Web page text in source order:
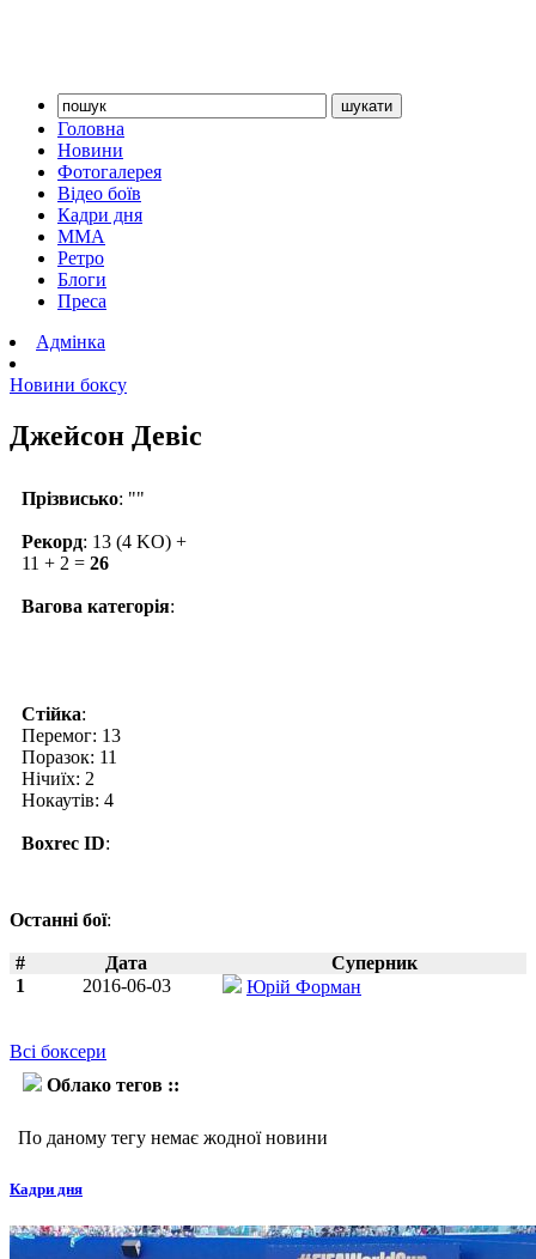
Головна
Новини
Фотогалерея
Відео боїв
Кадри дня
ММА
Ретро
Блоги
Преса
Адмінка
Новини боксу
Джейсон Девіс
Прізвисько: ""
Рекорд: 13 (4 KO) +
11 + 2 = 26
Вагова категорія:
Стійка:
Перемог: 13
Поразок: 11
Нічиїх: 2
Нокаутів: 4
Boxrec ID:
Останні бої:
# Дата
Суперник
1
2016-06-03 Юрій Форман
Всі боксери
Облако тегов ::
По даному тегу немає жодної новини
Кадри дня